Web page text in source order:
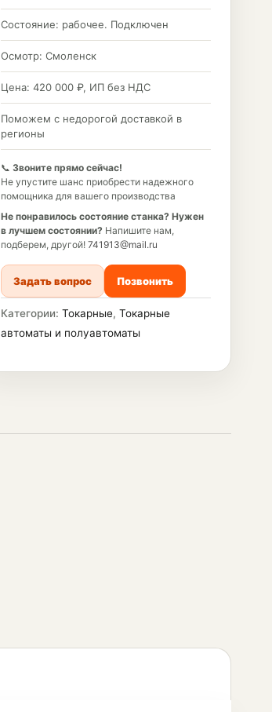
Состояние: рабочее. Подключен
Осмотр: Смоленск
Цена: 420 000 ₽, ИП без НДС
Поможем с недорогой доставкой в
регионы
📞 Звоните прямо сейчас!
Не упустите шанс приобрести надежного
помощника для вашего производства
Не понравилось состояние станка? Нужен
в лучшем состоянии? Напишите нам,
подберем, другой! 741913@mail.ru
Задать вопрос Позвонить
Категории: Токарные, Токарные
автоматы и полуавтоматы